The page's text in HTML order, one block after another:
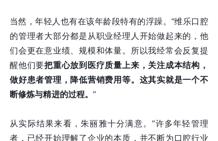
当然，年轻人也有在该年龄段特有的浮躁。“维乐口腔
的管理者大部分都是从职业经理人开始做起来的，他
们会更在意业绩、规模和体量。所以我经常会反复提
醒他们要把重心放到医疗质量上来，关注成本结构，
做好患者管理，降低营销费用等。这其实就是一个不
断修炼与精进的过程。”
从实际结果来看，朱丽雅十分满意。“许多年轻管理
者，已经开始理解了企业的本质，并不断为口腔行业